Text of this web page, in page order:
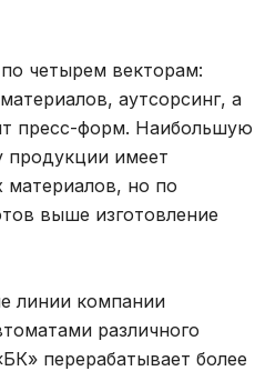
четырем векторам:
аутсорсинг, а
пресс-форм. Наибольшую
продукции имеет
материалов, но по
выше изготовление
линии компании
различного
перерабатывает более